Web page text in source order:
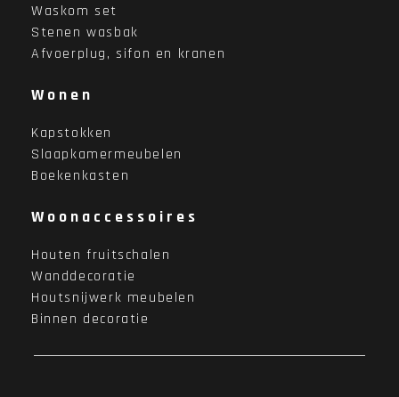
Waskom set
Stenen wasbak
Afvoerplug, sifon en kranen
Wonen
Kapstokken
Slaapkamermeubelen
Boekenkasten
Woonaccessoires
Houten fruitschalen
Wanddecoratie
Houtsnijwerk meubelen
Binnen decoratie